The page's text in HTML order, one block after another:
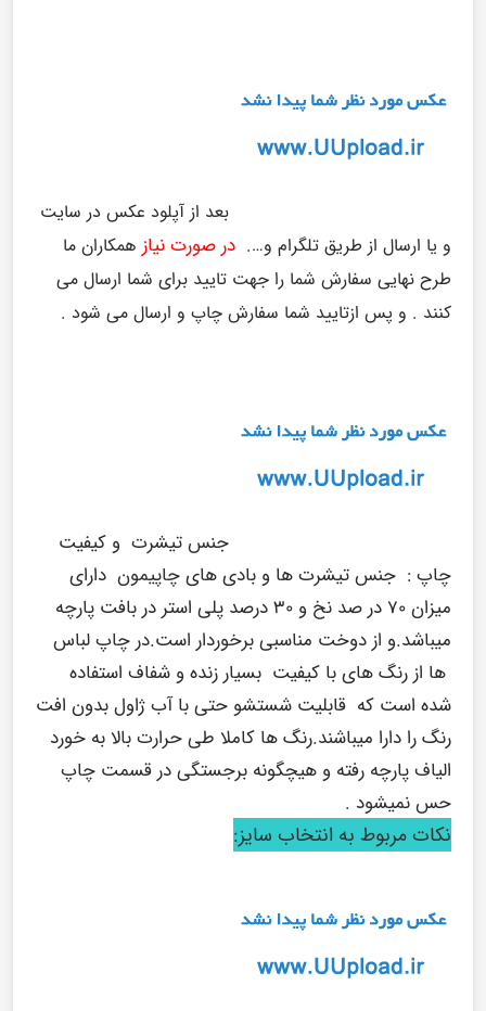
بعد از آپلود عکس در سایت
و یا ارسال از طریق تلگرام و…. در صورت نیاز همکاران ما
طرح نهایی سفارش شما را جهت تایید برای شما ارسال می
کنند . و پس ازتایید شما سفارش چاپ و ارسال می شود .
جنس تیشرت و کیفیت
چاپ : جنس تیشرت ها و بادی های چاپیمون دارای
میزان ۷۰ در صد نخ و ۳۰ درصد پلی استر در بافت پارچه
میباشد.و از دوخت مناسبی برخوردار است.در چاپ لباس
ها از رنگ های با کیفیت بسیار زنده و شفاف استفاده
شده است که قابلیت شستشو حتی با آب ژاول بدون افت
رنگ را دارا میباشند.رنگ ها کاملا طی حرارت بالا به خورد
الیاف پارچه رفته و هیچگونه برجستگی در قسمت چاپ
حس نمیشود .
نکات مربوط به انتخاب سایز: